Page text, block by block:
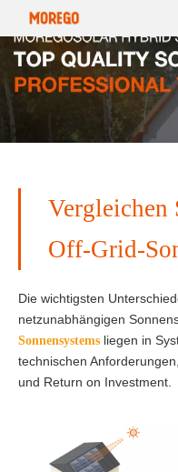
Vergleichen
Off-Grid-
Die wichtigsten
netzunabhängigen
Sonnensystems liegen in
technischen
und Return on Investment.